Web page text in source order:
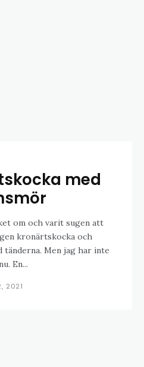
med
om och varit sugen att
kronärtskocka och
tänderna. Men jag har inte
En...
2021